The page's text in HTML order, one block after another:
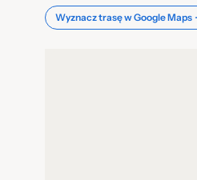
Młode głuszce we
wypuszczenia, gdzie
Wyznacz trasę w Google Maps